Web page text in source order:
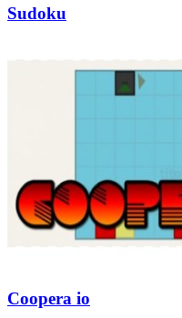
Sudoku
Coopera io